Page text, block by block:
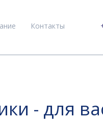
Контакты
- для